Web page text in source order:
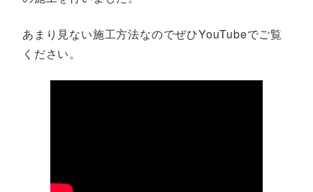
あまり見ない施工方法なのでぜひYouTubeでご覧
ください。